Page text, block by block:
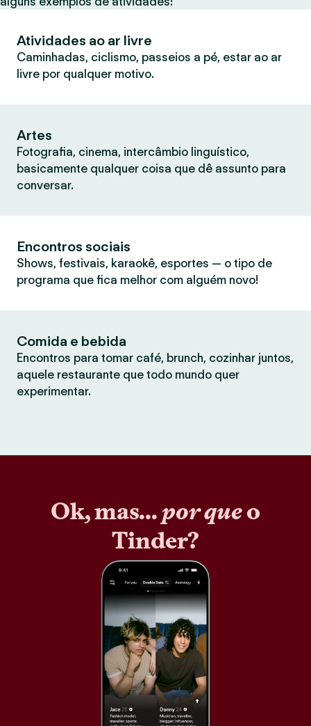
Atividades ao ar livre
Caminhadas, ciclismo, passeios a pé, estar ao ar
livre por qualquer motivo.
Artes
Fotografia, cinema, intercâmbio linguístico,
basicamente qualquer coisa que dê assunto para
conversar.
Encontros sociais
Shows, festivais, karaokê, esportes — o tipo de
programa que fica melhor com alguém novo!
Comida e bebida
Encontros para tomar café, brunch, cozinhar juntos,
aquele restaurante que todo mundo quer
experimentar.
Ok, mas...por queo
Tinder?